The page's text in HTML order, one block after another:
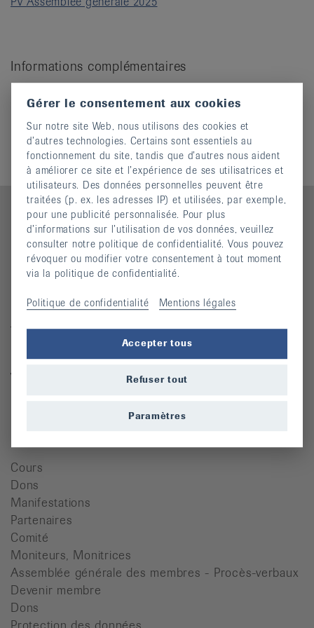
Informations complémentaires
PV 2023
PV 2022
PV 2020-2021
Contact
Ligue jurassienne contre le rhumatisme
2900 Porrentruy
Téléphone : 032 466 63 61
Mardi 8h00 - 11h30 / 13h30 - 17h00
Vendredi 8h00 - 11h30
Cours
Dons
Manifestations
Partenaires
Comité
Moniteurs, Monitrices
Assemblée générale des membres - Procès-verbaux
Devenir membre
Dons
Gérer le consentement aux cookies
Sur notre site Web, nous utilisons des cookies et
d’autres technologies. Certains sont essentiels au
fonctionnement du site, tandis que d’autres nous aident
à améliorer ce site et l’expérience de ses utilisatrices et
utilisateurs. Des données personnelles peuvent être
traitées (p. ex. les adresses IP) et utilisées, par exemple,
pour une publicité personnalisée. Pour plus
d’informations sur l’utilisation de vos données, veuillez
consulter notre politique de confidentialité. Vous pouvez
révoquer ou modifier votre consentement à tout moment
via la politique de confidentialité.
Politique de confidentialité Mentions légales
Accepter tous
Refuser tout
Paramètres